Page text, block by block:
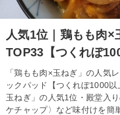
人気1位｜鶏もも肉
TOP33【つくれぽ
「鶏もも肉×玉ねぎ」の人気
ックパッド【つくれぽ1000
玉ねぎ」の人気1位・殿堂入
ケチャップ〉など味付けを簡